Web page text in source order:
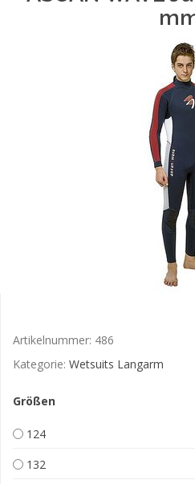
Artikelnummer: 486
Kategorie: Wetsuits Langarm
Größen
124
132